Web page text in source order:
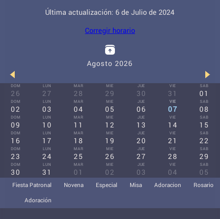
Última actualización: 6 de Julio de 2024
Corregir horario
Agosto 2026
DOM
26
LUN
27
MAR
28
MIE
29
JUE
30
VIE
31
SAB
01
DOM
02
LUN
03
MAR
04
MIE
05
JUE
06
VIE
07
SAB
08
DOM
09
LUN
10
MAR
11
MIE
12
JUE
13
VIE
14
SAB
15
DOM
16
LUN
17
MAR
18
MIE
19
JUE
20
VIE
21
SAB
22
DOM
23
LUN
24
MAR
25
MIE
26
JUE
27
VIE
28
SAB
29
DOM
30
LUN
31
MAR
01
MIE
02
JUE
03
VIE
04
SAB
05
Fiesta Patronal Novena Especial Misa Adoracion
Rosario
Adoración